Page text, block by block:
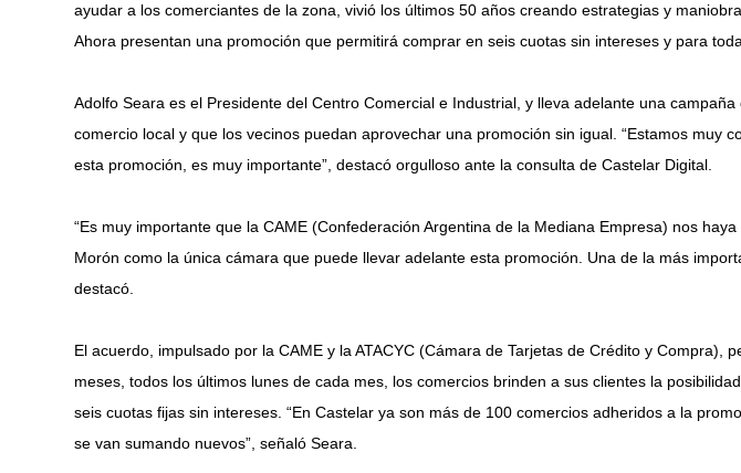
ayudar a los comerciantes de la zona, vivió los últimos 50 años creando estrategias y
Ahora presentan una promoción que permitirá comprar en seis cuotas sin intereses y para
Adolfo Seara es el Presidente del Centro Comercial e Industrial, y lleva adelante una
comercio local y que los vecinos puedan aprovechar una promoción sin igual. “Estamos muy
esta promoción, es muy importante”, destacó orgulloso ante la consulta de Castelar Digital.
“Es muy importante que la CAME (Confederación Argentina de la Mediana Empresa) nos
Morón como la única cámara que puede llevar adelante esta promoción. Una de la más
destacó.
El acuerdo, impulsado por la CAME y la ATACYC (Cámara de Tarjetas de Crédito y Compra),
meses, todos los últimos lunes de cada mes, los comercios brinden a sus clientes la
seis cuotas fijas sin intereses. “En Castelar ya son más de 100 comercios adheridos a la
se van sumando nuevos”, señaló Seara.